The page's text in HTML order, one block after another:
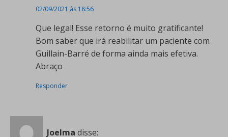
02/09/2021 às 18:56
Que legal! Esse retorno é muito gratificante!
Bom saber que irá reabilitar um paciente com
Guillain-Barré de forma ainda mais efetiva.
Abraço
Responder
Joelma disse: